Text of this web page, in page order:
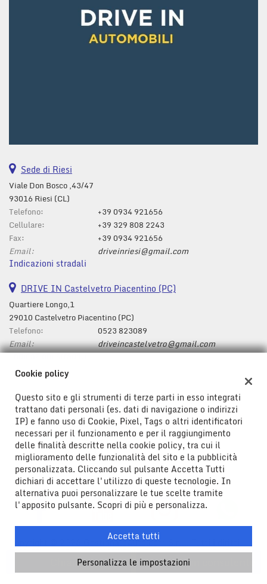
Chiama Contatta un consulente
Sede di Riesi
Viale Don Bosco ,43/47
93016 Riesi (CL)
Telefono:
+39 0934 921656
Cellulare:
+39 329 808 2243
Fax:
+39 0934 921656
Email:
driveinriesi@gmail.com
Indicazioni stradali
DRIVE IN Castelvetro Piacentino (PC)
Quartiere Longo,1
29010 Castelvetro Piacentino (PC)
Telefono:
0523 823089
Email:
driveincastelvetro@gmail.com
Indicazioni stradali
Dati fiscali:
Drive In Srl
Viale Don Bosco ,43/47, Riesi (CL)
C.F/P.IVA:01778580850
Registro delle imprese:CL
Copyright © 2026 GestionaleAuto.com S.r.l., Tutti i diritti
riservati -Leggi l'informativa sulla privacy-Cookie Policy
GestionaleAuto.com
Cookie policy
Questo sito e gli strumenti di terze parti in esso integrati
trattano dati personali (es. dati di navigazione o indirizzi
IP) e fanno uso di Cookie, Pixel, Tags o altri identificatori
necessari per il funzionamento e per il raggiungimento
delle finalità descritte nella cookie policy, tra cui il
miglioramento delle funzionalità del sito e la pubblicità
personalizzata. Cliccando sul pulsante Accetta Tutti
dichiari di accettare l'utilizzo di queste tecnologie. In
alternativa puoi personalizzare le tue scelte tramite
l'apposito pulsante. Scopri di più e personalizza.
Accetta tutti
Personalizza le impostazioni